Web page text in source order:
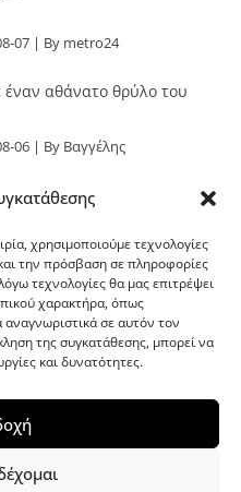
χρησιμοποιούμε τεχνολογίες
την πρόσβαση σε πληροφορίες
τεχνολογίες θα μας επιτρέψει
χαρακτήρα, όπως
σε αυτόν τον
της συγκατάθεσης, μπορεί να
και δυνατότητες.
07 By metro24
αθάνατο θρύλο του
06
By Βαγγέλης